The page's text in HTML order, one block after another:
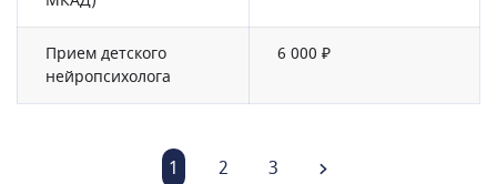
Прием детского
нейропсихолога
6 000 ₽
1 2 3